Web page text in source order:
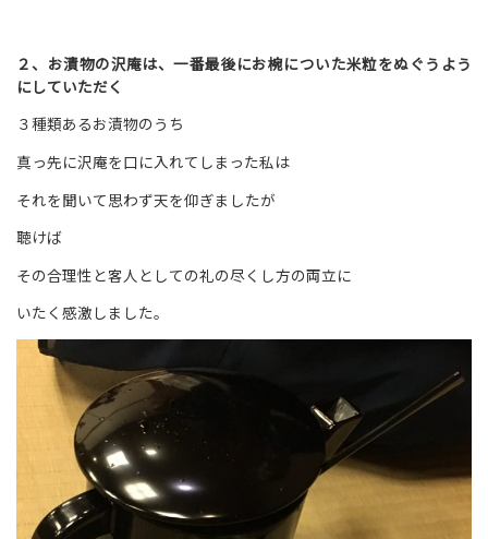
２、お漬物の沢庵は、一番最後にお椀についた米粒をぬぐうよう
にしていただく
３種類あるお漬物のうち
真っ先に沢庵を口に入れてしまった私は
それを聞いて思わず天を仰ぎましたが
聴けば
その合理性と客人としての礼の尽くし方の両立に
いたく感激しました。